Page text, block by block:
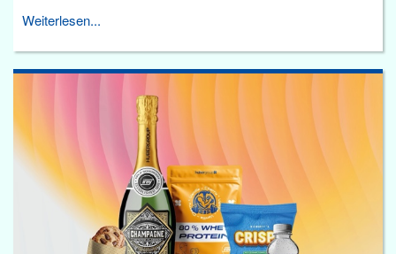
Weiterlesen...